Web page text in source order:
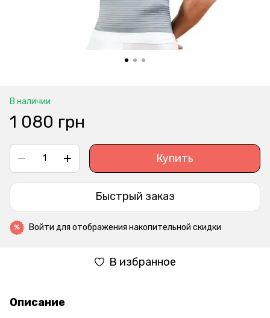
В наличии
1 080 грн
Купить
Быстрый заказ
% Войти для отображения накопительной скидки
В избранное
Описание